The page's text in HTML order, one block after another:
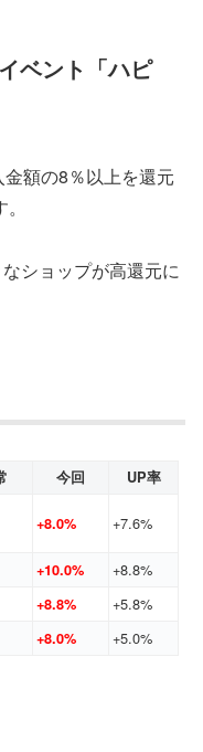
ベント「ハピ
額の8％以上を還元
ショップが高還元に
今回 UP率
+8.0% +7.6%
+10.0%
+8.8%
+8.8%
+5.8%
+8.0% +5.0%